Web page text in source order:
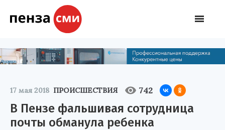
17 мая 2018 ПРОИСШЕСТВИЯ 742
В Пензе фальшивая сотрудница
почты обманула ребенка